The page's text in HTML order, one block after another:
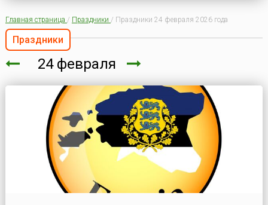
Главная страница / Праздники / Праздники 24 февраля 2026 года
Праздники
24 февраля